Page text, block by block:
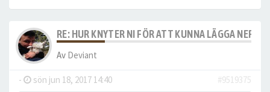
RE: HUR KNYTER NI FÖR ATT KUNNA LÄGGA NER
Av Deviant
- sön jun 18, 2017 14:40
#9519375